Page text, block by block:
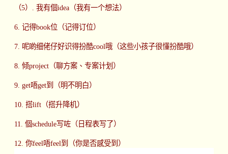
（5）. 我有個idea（我有一个想法）
6. 记得book位（记得订位）
7. 呢啲细佬仔好识得扮酷cool哦（这些小孩子很懂扮酷哦）
8. 倾project（聊方案、专案计划）
9. get唔get到（明不明白）
10. 搭lift（搭升降机）
11. 個schedule写咗（日程表写了）
12. 你feel唔feel到（你是否感受到）